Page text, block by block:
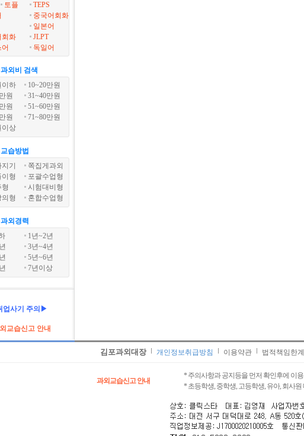
토플
TEPS
중국어회화
일본어
회화
JLPT
독일어
외비 검색
이하
10~20만원
원
31~40만원
원
51~60만원
원
71~80만원
이상
습방법
기
쪽집게과외
형
포괄수업형
시험대비형
형
혼합수업형
외경력
1년~2년
3년~4년
5년~6년
7년이상
업사기 주의▶
교습신고 안내
김포과외대장 개인정보취급방침 이용약관 법적책임한계
과외교습신고 안내
* 주의사항과 공지등을 먼저 확인후에 이
* 초등학생, 중학생, 고등학생, 유아, 회사